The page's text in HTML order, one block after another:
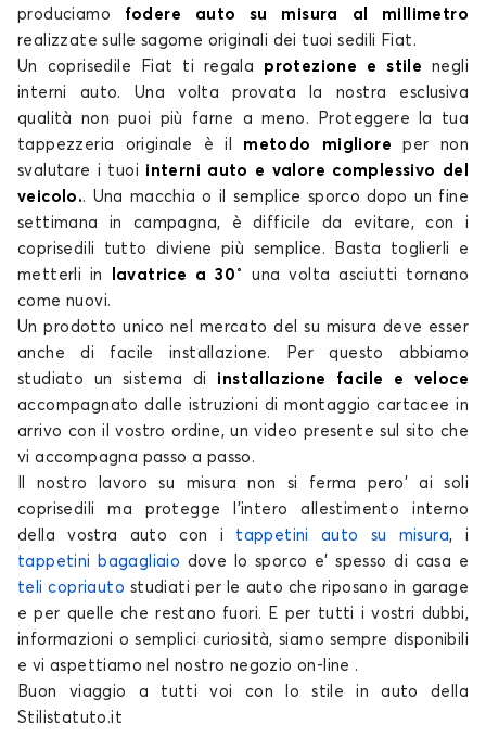
Coprisedili per FIAT BRAVO
CROMA
Coprisedili per FIAT CROMA
DOBLO
Coprisedili per FIAT DOBLO
GRANDE PUNTO
produciamo fodere auto su misura al millimetro
realizzate sulle sagome originali dei tuoi sedili Fiat.
Un coprisedile Fiat ti regala protezione e stile negli
interni auto. Una volta provata la nostra esclusiva
qualità non puoi più farne a meno. Proteggere la tua
tappezzeria originale è il metodo miglioreper non
svalutare i tuoi interni auto e valore complessivo del
veicolo.. Una macchia o il semplice sporco dopo un fine
settimana in campagna, è difficile da evitare, con i
coprisedili tutto diviene più semplice. Basta toglierli e
metterli in
lavatrice a 30˚
una volta asciutti tornano
come nuovi.
Un prodotto unico nel mercato del su misura deve esser
anche di facile installazione. Per questo abbiamo
studiato un sistema di installazione facile e veloce
accompagnato dalle istruzioni di montaggio cartacee in
arrivo con il vostro ordine, un video presente sul sito che
vi accompagna passo a passo.
Il nostro lavoro su misura non si ferma pero' ai soli
coprisedili ma protegge l'intero allestimento interno
della vostra auto con i tappetini auto su misura, i
tappetini bagagliaio dove lo sporco e' spesso di casa e
teli copriauto studiati per le auto che riposano in garage
e per quelle che restano fuori. E per tutti i vostri dubbi,
informazioni o semplici curiosità, siamo sempre disponibili
e vi aspettiamo nel nostro negozio on-line .
Buon viaggio a tutti voi con lo stile in auto della
Stilistatuto.it